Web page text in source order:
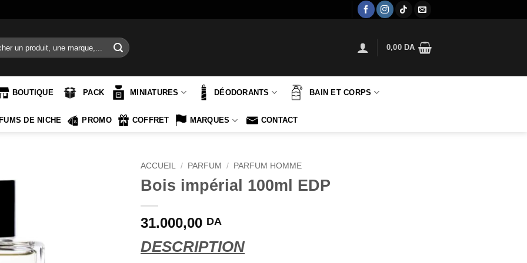
0,00 DA
BOUTIQUE PACK MINIATURES DÉODORANTS BAIN ET CORPS
DE NICHE PROMO COFFRET MARQUES CONTACT
ACCUEIL / PARFUM / PARFUM HOMME
Bois impérial 100ml EDP
31.000,00 DA
DESCRIPTION